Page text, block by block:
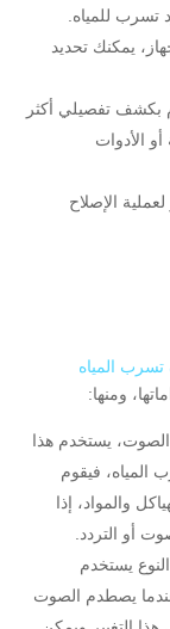
تسرب للمياه.
يمكنك تحديد
بكشف تفصيلي أكثر
الأدوات
الإصلاح
المياه
ومنها:
يستخدم هذا
فيقوم
والمواد، إذا
أو التردد.
يستخدم
يصطدم الصوت